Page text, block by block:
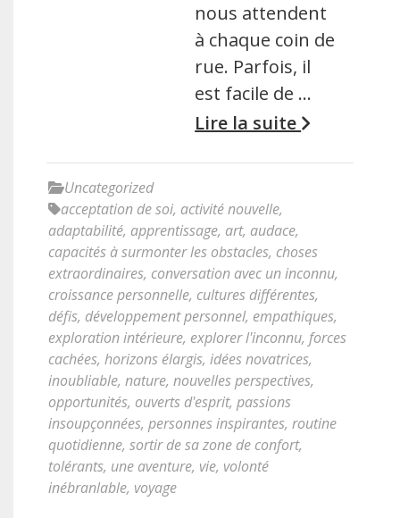
nous attendent
à chaque coin de
rue. Parfois, il
est facile de …
Lire la suite
Uncategorized
acceptation de soi, activité nouvelle,
adaptabilité, apprentissage, art, audace,
capacités à surmonter les obstacles, choses
extraordinaires, conversation avec un inconnu,
croissance personnelle, cultures différentes,
défis, développement personnel, empathiques,
exploration intérieure, explorer l'inconnu, forces
cachées, horizons élargis, idées novatrices,
inoubliable, nature, nouvelles perspectives,
opportunités, ouverts d'esprit, passions
insoupçonnées, personnes inspirantes, routine
quotidienne, sortir de sa zone de confort,
tolérants, une aventure, vie, volonté
inébranlable, voyage